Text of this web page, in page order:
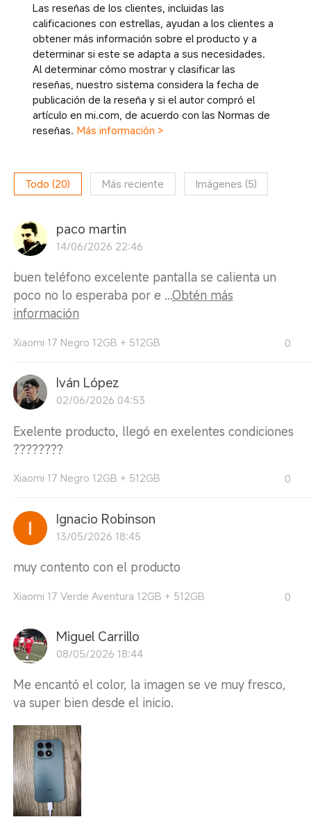
Las reseñas de los clientes, incluidas las
calificaciones con estrellas, ayudan a los clientes a
obtener más información sobre el producto y a
determinar si este se adapta a sus necesidades.
Al determinar cómo mostrar y clasificar las
reseñas, nuestro sistema considera la fecha de
publicación de la reseña y si el autor compró el
artículo en mi.com, de acuerdo con las Normas de
reseñas. Más información >
Todo (20) Más reciente Imágenes (5)
paco martin
14/06/2026 22:46
buen teléfono excelente pantalla se calienta un
poco no lo esperaba por e ...Obtén más
información
Xiaomi 17 Negro 12GB + 512GB 0
Iván López
02/06/2026 04:53
Exelente producto, llegó en exelentes condiciones
????????
Xiaomi 17 Negro 12GB + 512GB 0
Ignacio Robinson
13/05/2026 18:45
muy contento con el producto
Xiaomi 17 Verde Aventura 12GB + 512GB 0
Miguel Carrillo
08/05/2026 18:44
Me encantó el color, la imagen se ve muy fresco,
va super bien desde el inicio.